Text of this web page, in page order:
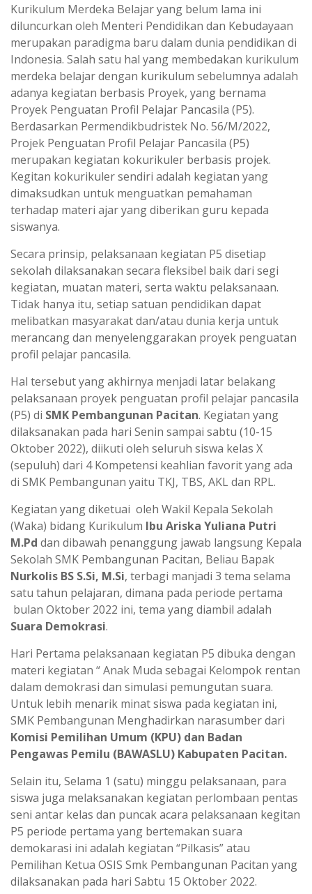
Kurikulum Merdeka Belajar yang belum lama ini
diluncurkan oleh Menteri Pendidikan dan Kebudayaan
merupakan paradigma baru dalam dunia pendidikan di
Indonesia. Salah satu hal yang membedakan kurikulum
merdeka belajar dengan kurikulum sebelumnya adalah
adanya kegiatan berbasis Proyek, yang bernama
Proyek Penguatan Profil Pelajar Pancasila (P5).
Berdasarkan Permendikbudristek No. 56/M/2022,
Projek Penguatan Profil Pelajar Pancasila (P5)
merupakan kegiatan kokurikuler berbasis projek.
Kegitan kokurikuler sendiri adalah kegiatan yang
dimaksudkan untuk menguatkan pemahaman
terhadap materi ajar yang diberikan guru kepada
siswanya.
Secara prinsip, pelaksanaan kegiatan P5 disetiap
sekolah dilaksanakan secara fleksibel baik dari segi
kegiatan, muatan materi, serta waktu pelaksanaan.
Tidak hanya itu, setiap satuan pendidikan dapat
melibatkan masyarakat dan/atau dunia kerja untuk
merancang dan menyelenggarakan proyek penguatan
profil pelajar pancasila.
Hal tersebut yang akhirnya menjadi latar belakang
pelaksanaan proyek penguatan profil pelajar pancasila
(P5) di SMK Pembangunan Pacitan. Kegiatan yang
dilaksanakan pada hari Senin sampai sabtu (10-15
Oktober 2022), diikuti oleh seluruh siswa kelas X
(sepuluh) dari 4 Kompetensi keahlian favorit yang ada
di SMK Pembangunan yaitu TKJ, TBS, AKL dan RPL.
Kegiatan yang diketuai oleh Wakil Kepala Sekolah
(Waka) bidang Kurikulum Ibu Ariska Yuliana Putri
M.Pd dan dibawah penanggung jawab langsung Kepala
Sekolah SMK Pembangunan Pacitan, Beliau Bapak
Nurkolis BS S.Si, M.Si, terbagi manjadi 3 tema selama
satu tahun pelajaran, dimana pada periode pertama
bulan Oktober 2022 ini, tema yang diambil adalah
Suara Demokrasi.
Hari Pertama pelaksanaan kegiatan P5 dibuka dengan
materi kegiatan “ Anak Muda sebagai Kelompok rentan
dalam demokrasi dan simulasi pemungutan suara.
Untuk lebih menarik minat siswa pada kegiatan ini,
SMK Pembangunan Menghadirkan narasumber dari
Komisi Pemilihan Umum (KPU) dan Badan
Pengawas Pemilu (BAWASLU) Kabupaten Pacitan.
Selain itu, Selama 1 (satu) minggu pelaksanaan, para
siswa juga melaksanakan kegiatan perlombaan pentas
seni antar kelas dan puncak acara pelaksanaan kegitan
P5 periode pertama yang bertemakan suara
demokarasi ini adalah kegiatan “Pilkasis” atau
Pemilihan Ketua OSIS Smk Pembangunan Pacitan yang
dilaksanakan pada hari Sabtu 15 Oktober 2022.